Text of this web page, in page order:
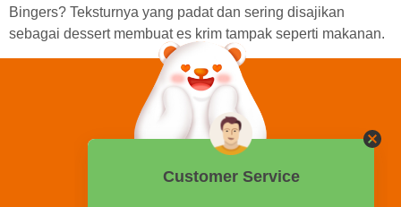
Bingers? Teksturnya yang padat dan sering disajikan
sebagai dessert membuat es krim tampak seperti makanan.
0858 2015 9999